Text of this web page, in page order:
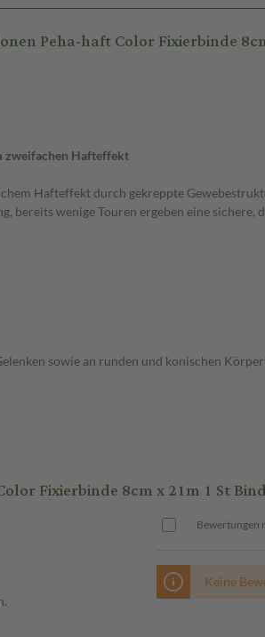
Peha-haft Color Fixierbinde
zweifachen Hafteffekt
Hafteffekt durch gekreppte
bereits wenige Touren ergeben eine
sowie an runden und konischen
Fixierbinde 8cm x 21m 1 St
Bewertungen
Keine